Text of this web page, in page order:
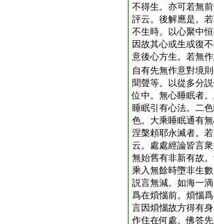
不得生。亦可若無
評云。後解應是。
不生時。以心聚中
因故其心或生或復
意後心方生。若無
自有先無作意對境
聞聲等。以從多分
位中。無心睡眠者
睡眠引有心法。二
色。大乘睡眠通有
涅槃頼耶永滅者。
云。處處經論皆言
無始舊有非新有故
乘入無餘時墮非生
説言無減。如海一
爲在煩惱前。煩惱
言因煩惱故方得有
作住在何處。佛答